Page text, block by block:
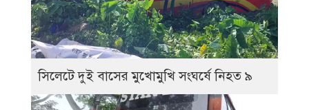
সিলেটে দুই বাসের মুখোমুখি সংঘর্ষে নিহত ৯